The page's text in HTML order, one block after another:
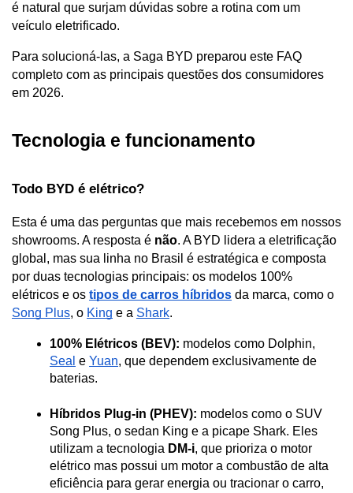
é natural que surjam dúvidas sobre a rotina com um
veículo eletrificado.
Para solucioná-las, a Saga BYD preparou este FAQ
completo com as principais questões dos consumidores
em 2026.
Tecnologia e funcionamento
Todo BYD é elétrico?
Esta é uma das perguntas que mais recebemos em nossos
showrooms. A resposta é não. A BYD lidera a eletrificação
global, mas sua linha no Brasil é estratégica e composta
por duas tecnologias principais: os modelos 100%
elétricos e os tipos de carros híbridos
Song Plus, o King e a Shark.
100% Elétricos (BEV):
Seal e Yuan, que dependem exclusivamente de
baterias.
Híbridos Plug-in (PHEV): modelos como o SUV
Song Plus, o sedan King e a picape Shark. Eles
utilizam a tecnologia DM-i, que prioriza o motor
elétrico mas possui um motor a combustão de alta
eficiência para gerar energia ou tracionar o carro,